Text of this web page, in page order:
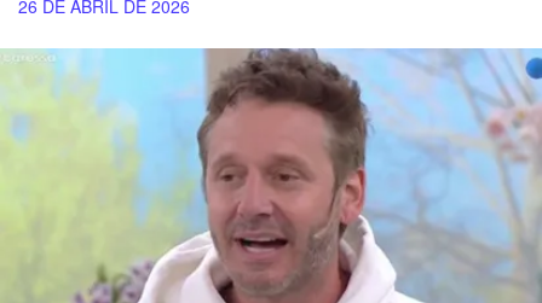
26 DE ABRIL DE 2026